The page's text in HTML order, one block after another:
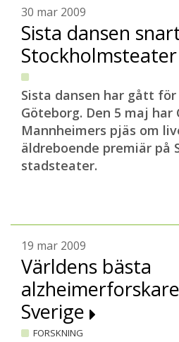
30 mar 2009
Sista dansen
Stockholmsteater
Sista dansen har gått
Göteborg. Den 5 maj har
Mannheimers pjäs om
äldreboende premiär på
stadsteater.
19 mar 2009
Världens bästa
Sverige
FORSKNING